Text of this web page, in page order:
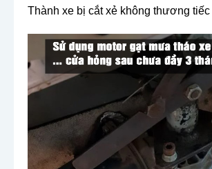
Thành xe bị cắt xẻ không thương tiếc